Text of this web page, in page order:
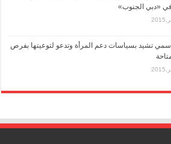
«دبي الجنوب»
تشيد بسياسات دعم المرأة وتدعو لتوعيتها بفرص